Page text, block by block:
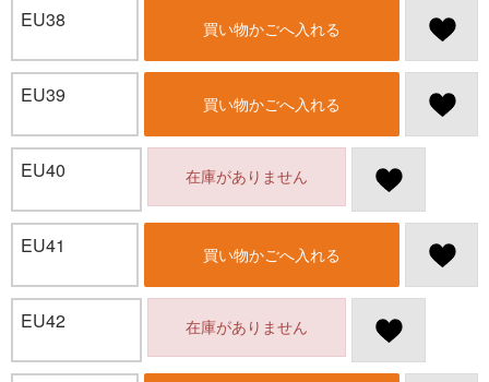
EU38 買い物かごへ入れる
EU39 買い物かごへ入れる
EU40 在庫がありません
EU41 買い物かごへ入れる
EU42 在庫がありません